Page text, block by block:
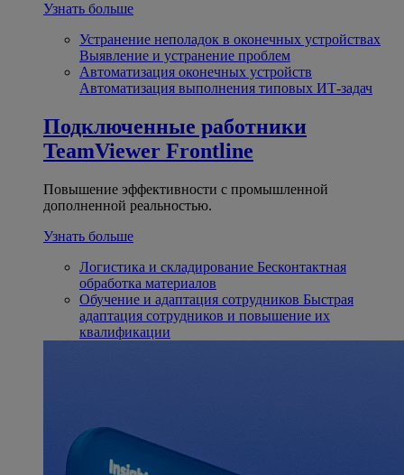
Узнать больше
Устранение неполадок в оконечных устройствах
Выявление и устранение проблем
Автоматизация оконечных устройств
Автоматизация выполнения типовых ИТ-задач
Подключенные работники
TeamViewer Frontline
Повышение эффективности с промышленной
дополненной реальностью.
Узнать больше
Логистика и складирование Бесконтактная
обработка материалов
Обучение и адаптация сотрудников Быстрая
адаптация сотрудников и повышение их
квалификации